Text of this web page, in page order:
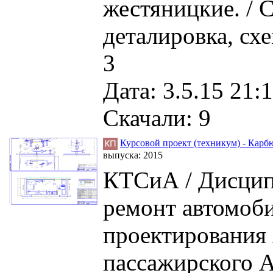
жестяницкие. /
деталировка,
3
Дата: 3.5.15
Скачали: 9
Курсовой проект (техникум) -
выпуска: 2015
КТСиА /
ремонт
проектирования
пассажирского